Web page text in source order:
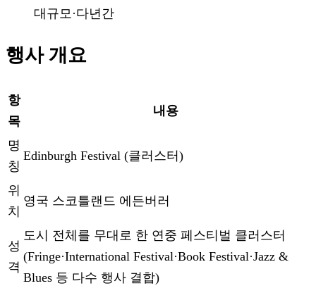
대규모·다년간
행사 개요
항
목
내용
명
칭
Edinburgh Festival (클러스터)
위
치
영국 스코틀랜드 에든버러
성
격
도시 전체를 무대로 한 연중 페스티벌 클러스터
(Fringe·International Festival·Book Festival·Jazz &
Blues 등 다수 행사 결합)